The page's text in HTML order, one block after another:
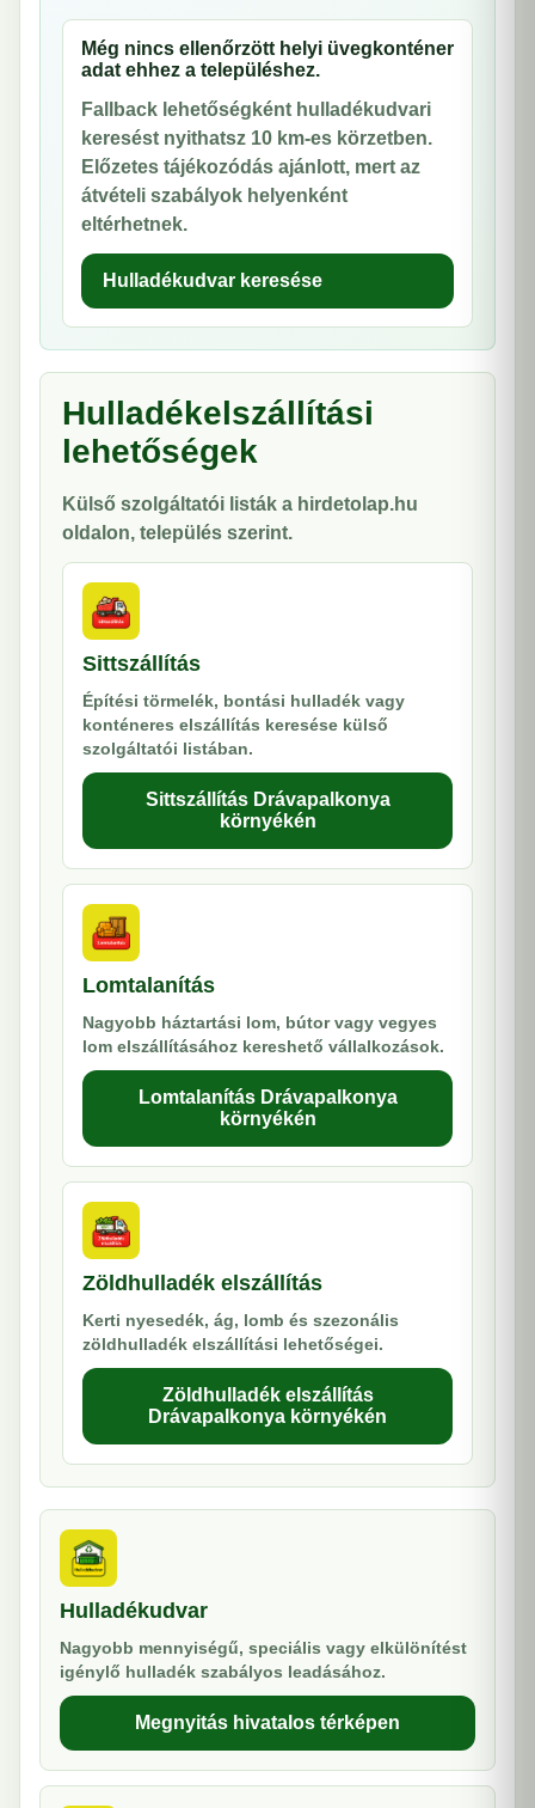
Még nincs ellenőrzött helyi üvegkonténer
adat ehhez a településhez.
Fallback lehetőségként hulladékudvari
keresést nyithatsz 10 km-es körzetben.
Előzetes tájékozódás ajánlott, mert az
átvételi szabályok helyenként
eltérhetnek.
Hulladékudvar keresése
Hulladékelszállítási
lehetőségek
Külső szolgáltatói listák a hirdetolap.hu
oldalon, település szerint.
Sittszállítás
Építési törmelék, bontási hulladék vagy
konténeres elszállítás keresése külső
szolgáltatói listában.
Sittszállítás Drávapalkonya
környékén
Lomtalanítás
Nagyobb háztartási lom, bútor vagy vegyes
lom elszállításához kereshető vállalkozások.
Lomtalanítás Drávapalkonya
környékén
Zöldhulladék elszállítás
Kerti nyesedék, ág, lomb és szezonális
zöldhulladék elszállítási lehetőségei.
Zöldhulladék elszállítás
Drávapalkonya környékén
Hulladékudvar
Nagyobb mennyiségű, speciális vagy elkülönítést
igénylő hulladék szabályos leadásához.
Megnyitás hivatalos térképen